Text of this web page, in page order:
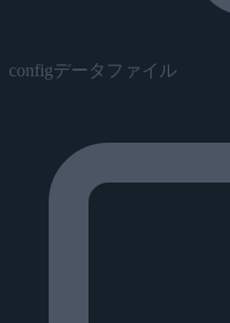
configデータファイル